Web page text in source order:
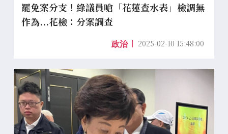
罷免案分支！綠議員嗆「花蓮查水表」檢調無
作為...花檢：分案調查
政治 2025-02-10 15:48:00